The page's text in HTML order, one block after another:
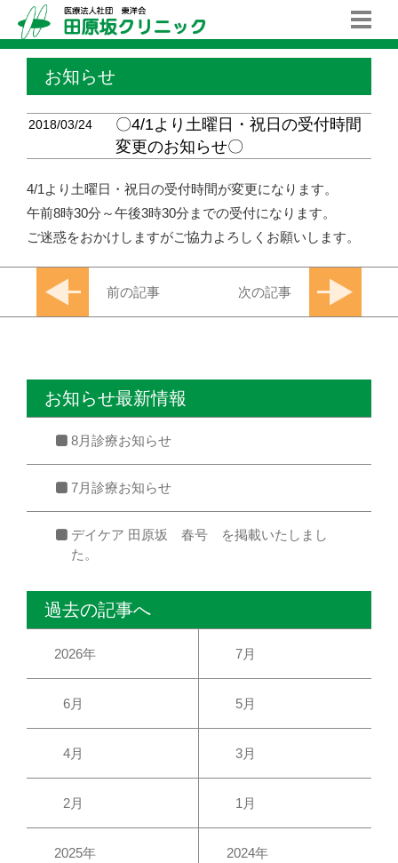
お知らせ
2018/03/24
〇4/1より土曜日・祝日の受付時間
変更のお知らせ〇
4/1より土曜日・祝日の受付時間が変更になります。
午前8時30分～午後3時30分までの受付になります。
ご迷惑をおかけしますがご協力よろしくお願いします。
前の記事 次の記事
お知らせ最新情報
8月診療お知らせ
7月診療お知らせ
デイケア 田原坂 春号 を掲載いたしまし
た。
過去の記事へ
2026年 7月
6月 5月
4月 3月
2月 1月
2025年 2024年